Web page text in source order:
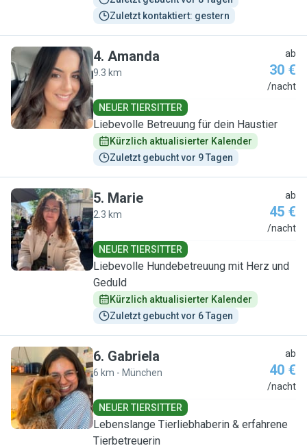
Zuletzt kontaktiert: gestern
A
4. Amanda
9.3 km
ab
30 €
/nacht
NEUER TIERSITTER
Liebevolle Betreuung für dein Haustier
Kürzlich aktualisierter Kalender
Zuletzt gebucht vor 9 Tagen
M
5. Marie
2.3 km
ab
45 €
/nacht
NEUER TIERSITTER
Liebevolle Hundebetreuung mit Herz und
Geduld
Kürzlich aktualisierter Kalender
Zuletzt gebucht vor 6 Tagen
G
6. Gabriela
6 km - München
ab
40 €
/nacht
NEUER TIERSITTER
Lebenslange Tierliebhaberin & erfahrene
Tierbetreuerin